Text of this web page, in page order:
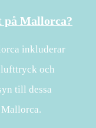
Mallorca?
inkluderar
och
till dessa